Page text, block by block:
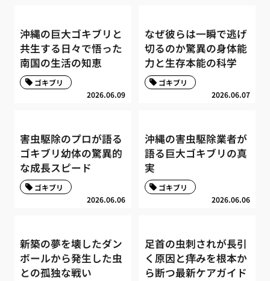
沖縄の巨大ゴキブリと
共生する日々で悟った
南国の生活の知恵
2026.06.09
ゴキブリ
なぜ彼らは一瞬で逃げ
切るのか驚異の身体能
力と生存本能の科学
2026.06.07
ゴキブリ
害虫駆除のプロが語る
ゴキブリ幼体の驚異的
な成長スピード
2026.06.06
ゴキブリ
沖縄の害虫駆除業者が
語る巨大ゴキブリの真
実
2026.06.06
ゴキブリ
新築の夢を壊したダン
ボールから発生した虫
との孤独な戦い
足首の虫刺されが長引
く原因と痒みを根本か
ら断つ最新ケアガイド